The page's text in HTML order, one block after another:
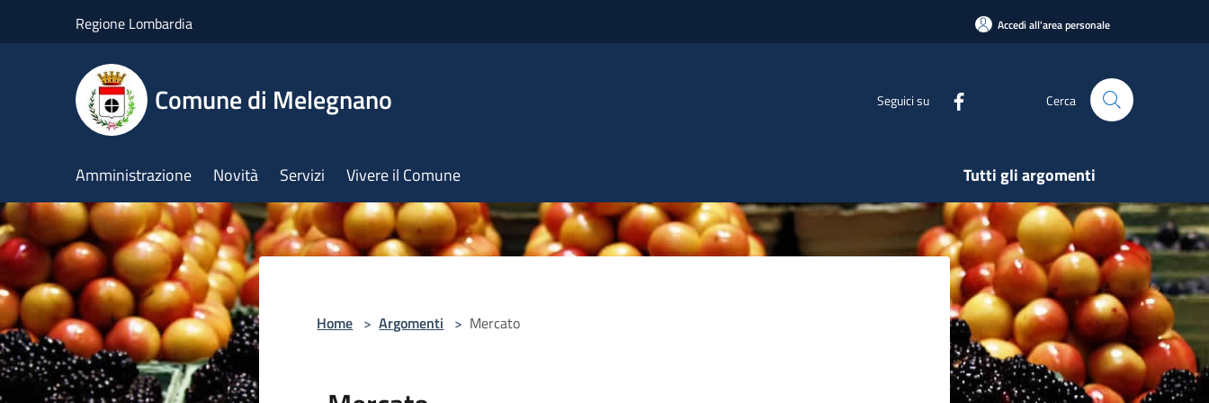
Regione Lombardia Accedi all'area personale
Comune di Melegnano Seguici su Cerca
Amministrazione Novità Servizi Vivere il Comune Tutti gli argomenti
Home > Argomenti > Mercato